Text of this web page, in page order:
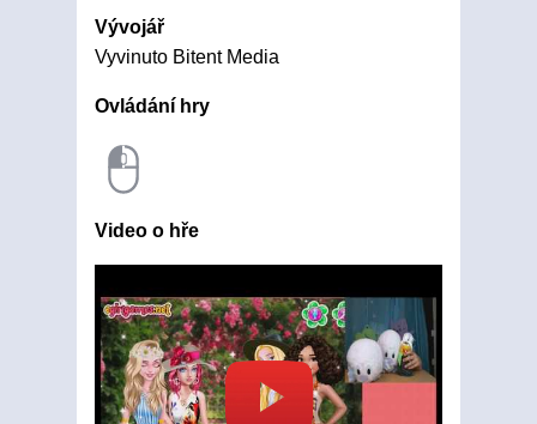
Vývojář
Vyvinuto Bitent Media
Ovládání hry
Video o hře